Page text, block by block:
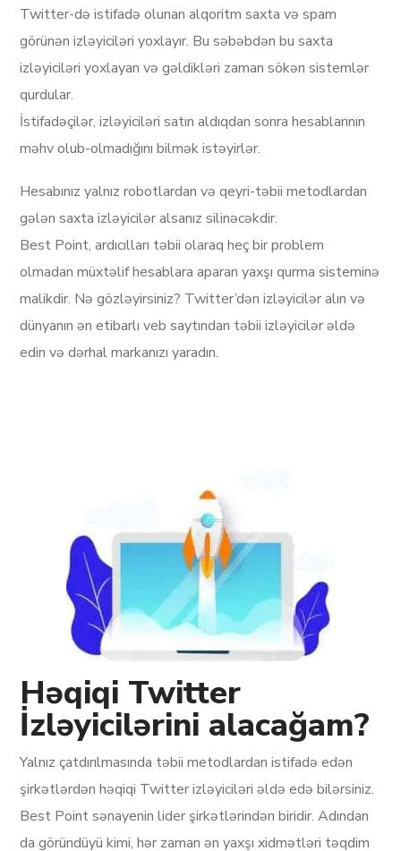
Twitter-də istifadə olunan alqoritm saxta və spam
görünən izləyiciləri yoxlayır. Bu səbəbdən bu saxta
izləyiciləri yoxlayan və gəldikləri zaman sökən sistemlər
qurdular.
İstifadəçilər, izləyiciləri satın aldıqdan sonra hesablarının
məhv olub-olmadığını bilmək istəyirlər.
Hesabınız yalnız robotlardan və qeyri-təbii metodlardan
gələn saxta izləyicilər alsanız silinəcəkdir.
Best Point, ardıcılları təbii olaraq heç bir problem
olmadan müxtəlif hesablara aparan yaxşı qurma sisteminə
malikdir. Nə gözləyirsiniz? Twitter’dən izləyicilər alın və
dünyanın ən etibarlı veb saytından təbii izləyicilər əldə
edin və dərhal markanızı yaradın.
Həqiqi Twitter
İzləyicilərini alacağam?
Yalnız çatdırılmasında təbii metodlardan istifadə edən
şirkətlərdən həqiqi Twitter izləyiciləri əldə edə bilərsiniz.
Best Point sənayenin lider şirkətlərindən biridir. Adından
da göründüyü kimi, hər zaman ən yaxşı xidmətləri təqdim